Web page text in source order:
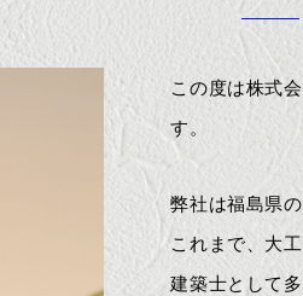
この度は株式
す。
弊社は福島県
これまで、大
建築士として